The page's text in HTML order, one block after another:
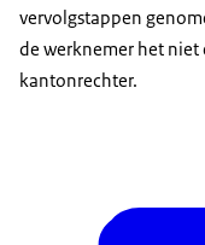
vervolgstappen
de werknemer het niet
kantonrechter.